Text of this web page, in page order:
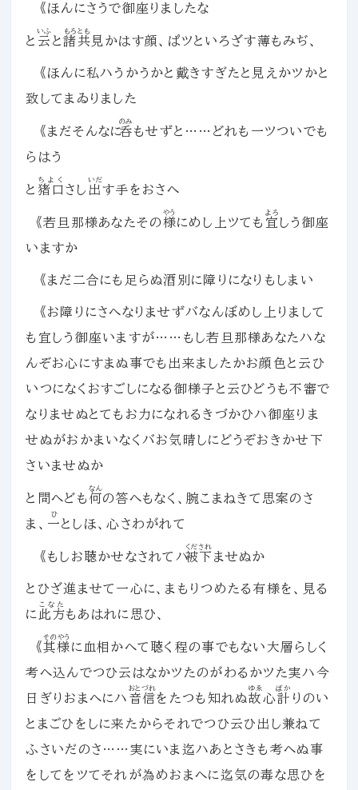
《ほんにさうで御座りましたな
と 云
いふ
と諸共
もろとも
見かはす顔、ぱツといろざす薄もみぢ、
《ほんに私ハうかうかと戴きすぎたと見えかツかと
致してまゐりました
《まだそんなに呑
のみ
もせずと……どれも一ツついでも
らはう
と 猪口
ちよく
さし 出
いだ
す手をおさへ
《若旦那様あなたその様
やう
にめし上ツても 宜
よろ
しう御座
いますか
《まだ二合にも足らぬ酒別に障りになりもしまい
《お障りにさへなりませずバなんぼめし上りまして
も宜しう御座いますが……もし若旦那様あなたハな
んぞお心にすまぬ事でも出来ましたかお顔色と云ひ
いつになくおすごしになる御様子と云ひどうも不審で
なりませぬとてもお力になれるきづかひハ御座りま
せぬがおかまいなくバお気晴しにどうぞおきかせ下
さいませぬか
と問へども 何
なん
の答へもなく、腕こまねきて思案のさ
ま、 一
ひ
としほ、心さわがれて
《もしお聴かせなされてハ被下
くだされ
ませぬか
とひざ進ませて一心に、まもりつめたる有様を、見る
に 此方
こなた
もあはれに思ひ、
《其様
そのやう
に血相かへて聴く程の事でもない大層らしく
考へ込んでつひ云はなかツたのがわるかツた実ハ今
日ぎりおまへにハ 音信
おとづれ
をたつも知れぬ故
ゆゑ
心計
ばか
りのい
とまごひをしに来たからそれでつひ云ひ出し兼ねて
ふさいだのさ……実にいま迄ハあとさきも考へぬ事
をしてをツてそれが為めおまへに迄気の毒な思ひを